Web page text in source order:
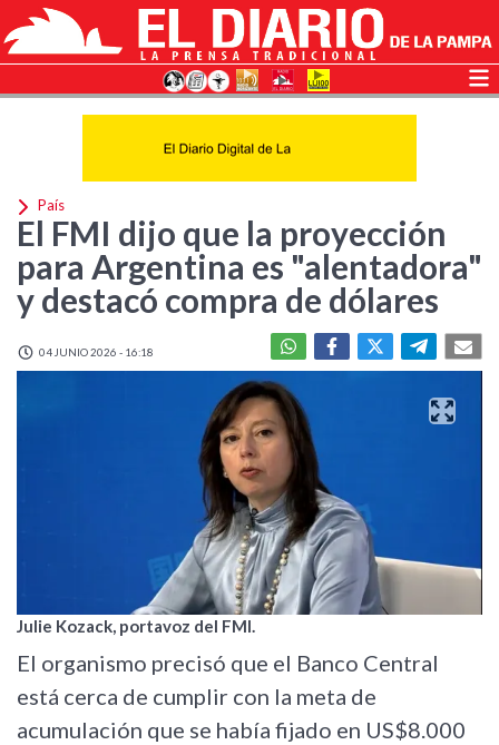
País
El FMI dijo que la proyección
para Argentina es "alentadora"
y destacó compra de dólares
04 JUNIO 2026 - 16:18
Julie Kozack, portavoz del FMI.
El organismo precisó que el Banco Central
está cerca de cumplir con la meta de
acumulación que se había fijado en US$8.000